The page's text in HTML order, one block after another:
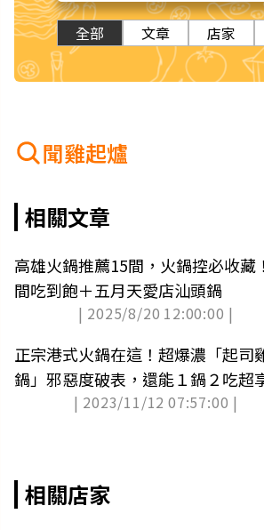
全部 文章 店家
聞雞起爐
相關文章
高雄火鍋推薦15間，火鍋控必收藏
間吃到飽＋五月天愛店汕頭鍋
| 2025/8/20 12:00:00 |
正宗港式火鍋在這！超爆濃「起司
鍋」邪惡度破表，還能１鍋２吃超
| 2023/11/12 07:57:00 |
相關店家